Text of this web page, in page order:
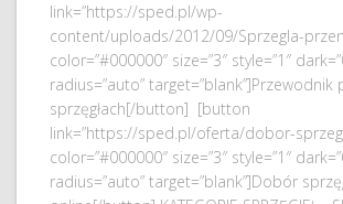
link=”https://sped.pl/wp-
content/uploads/2012/09/Sprzegla-
color=”#000000″ size=”3″ style=”1″
radius=”auto” target=”blank”]Przewodnik
sprzęgłach[/button] [button
link=”https://sped.pl/oferta/dobor-
color=”#000000″ size=”3″ style=”1″
radius=”auto” target=”blank”]Dobór